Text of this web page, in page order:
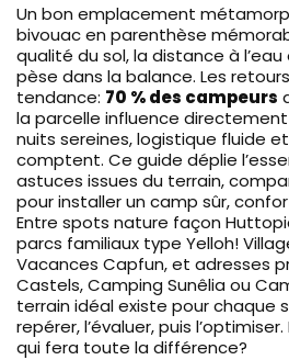
Un bon emplacement
bivouac en parenthèse
qualité du sol, la distance à
pèse dans la balance. Les
tendance: 70 % des campeurs
la parcelle influence
nuits sereines, logistique fluide
comptent. Ce guide déplie
astuces issues du terrain,
pour installer un camp sûr,
Entre spots nature façon
parcs familiaux type Yelloh!
Vacances Capfun, et adresses
Castels, Camping Sunêlia ou
terrain idéal existe pour chaque
repérer, l’évaluer, puis
qui fera toute la différence?